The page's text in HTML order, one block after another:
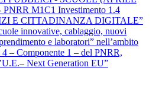
PNRR M1C1 Investimento 1.4
E CITTADINANZA DIGITALE”
innovative, cablaggio, nuovi
e laboratori” nell’ambito
– Componente 1 – del PNRR,
Next Generation EU”